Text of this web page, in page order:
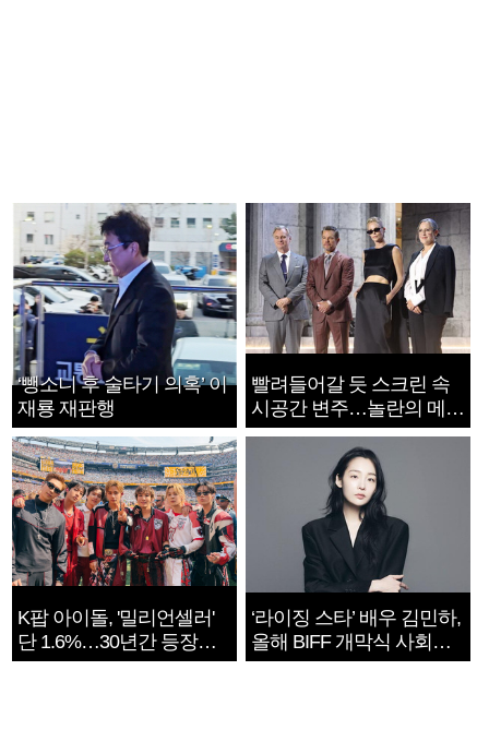
‘뺑소니 후 술타기 의혹’ 이
재룡 재판행
빨려들어갈 듯 스크린 속
시공간 변주…놀란의 메시
지는 ‘전쟁 속죄’
K팝 아이돌, '밀리언셀러'
단 1.6%…30년간 등장
1182개팀 전수조사
‘라이징 스타’ 배우 김민하,
올해 BIFF 개막식 사회자
확정